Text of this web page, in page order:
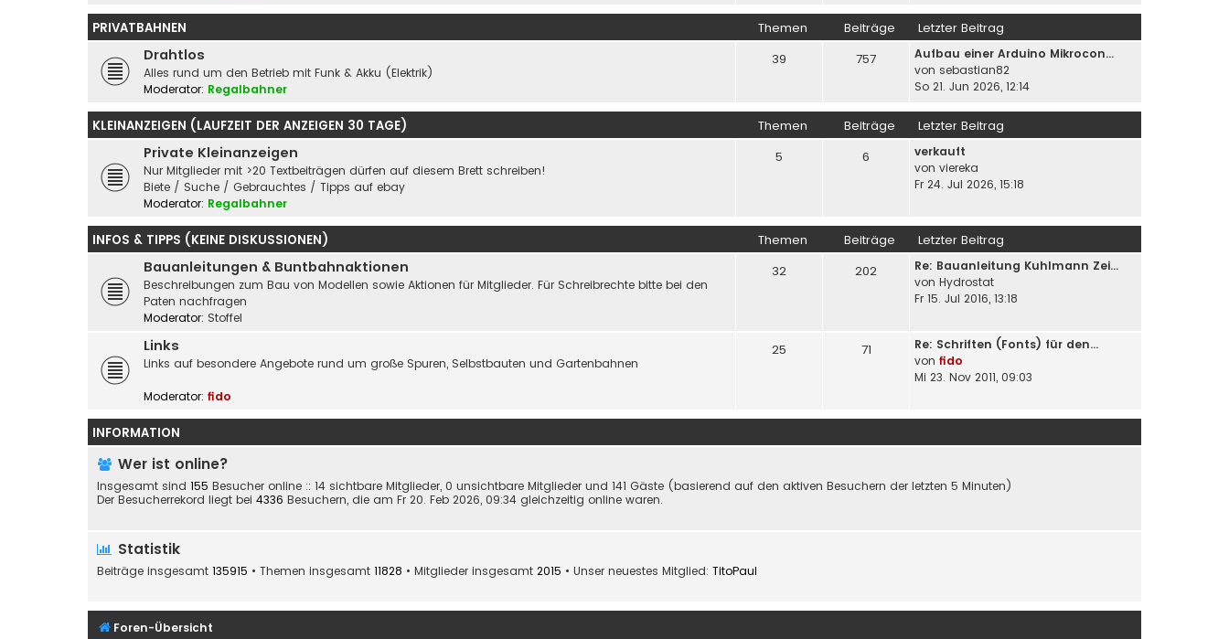
PRIVATBAHNEN Themen Beiträge Letzter Beitrag
Drahtlos
Alles rund um den Betrieb mit Funk & Akku (Elektrik)
Moderator: Regalbahner
39 757
Aufbau einer Arduino Mikrocon…
von sebastian82
So 21. Jun 2026, 12:14
KLEINANZEIGEN (LAUFZEIT DER ANZEIGEN 30 TAGE) Themen Beiträge Letzter Beitrag
Private Kleinanzeigen
Nur Mitglieder mit >20 Textbeiträgen dürfen auf diesem Brett schreiben!
Biete / Suche / Gebrauchtes / Tipps auf ebay
Moderator: Regalbahner
5 6
verkauft
von viereka
Fr 24. Jul 2026, 15:18
INFOS & TIPPS (KEINE DISKUSSIONEN) Themen Beiträge Letzter Beitrag
Bauanleitungen & Buntbahnaktionen
Beschreibungen zum Bau von Modellen sowie Aktionen für Mitglieder. Für Schreibrechte bitte bei den
Paten nachfragen
Moderator: Stoffel
32 202
Re: Bauanleitung Kuhlmann Zei…
von Hydrostat
Fr 15. Jul 2016, 13:18
Links
Links auf besondere Angebote rund um große Spuren, Selbstbauten und Gartenbahnen
Moderator: fido
25 71
Re: Schriften (Fonts) für den…
von fido
Mi 23. Nov 2011, 09:03
INFORMATION
Wer ist online?
Insgesamt sind 155 Besucher online :: 14 sichtbare Mitglieder, 0 unsichtbare Mitglieder und 141 Gäste (basierend auf den aktiven Besuchern der letzten 5 Minuten)
Der Besucherrekord liegt bei 4336 Besuchern, die am Fr 20. Feb 2026, 09:34 gleichzeitig online waren.
Statistik
Beiträge insgesamt 135915 • Themen insgesamt 11828 • Mitglieder insgesamt 2015 • Unser neuestes Mitglied: TitoPaul
Foren-Übersicht